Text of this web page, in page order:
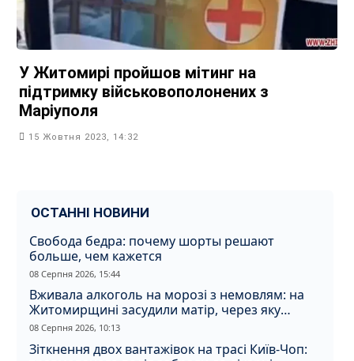
У Житомирі пройшов мітинг на
підтримку військовополонених з
Маріуполя
15 Жовтня 2023, 14:32
ОСТАННІ НОВИНИ
Свобода бедра: почему шорты решают
больше, чем кажется
08 Серпня 2026, 15:44
Вживала алкоголь на морозі з немовлям: на
Житомирщині засудили матір, через яку
дитина отримала обмороження
08 Серпня 2026, 10:13
Зіткнення двох вантажівок на трасі Київ-Чоп: